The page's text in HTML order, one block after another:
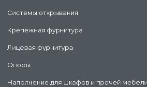
Системы открывания
Крепежная фурнитура
Лицевая фурнитура
Опоры
Наполнение для шкафов и прочей мебели